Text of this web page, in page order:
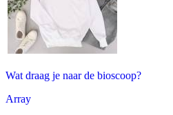
Wat draag je naar de bioscoop?
Array